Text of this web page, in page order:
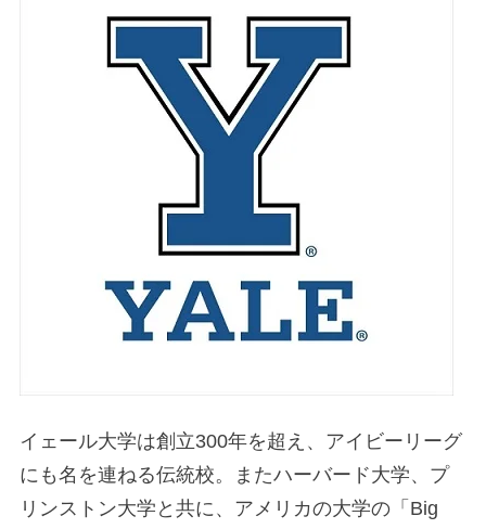
イェール大学は創立300年を超え、アイビーリーグ
にも名を連ねる伝統校。またハーバード大学、プ
リンストン大学と共に、アメリカの大学の「Big